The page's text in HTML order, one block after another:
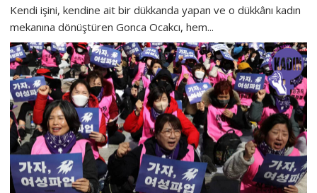
Kendi işini, kendine ait bir dükkanda yapan ve o dükkânı kadın
mekanına dönüştüren Gonca Ocakcı, hem...